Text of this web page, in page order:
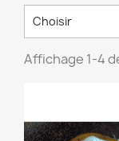
Choisir
Affichage 1-4